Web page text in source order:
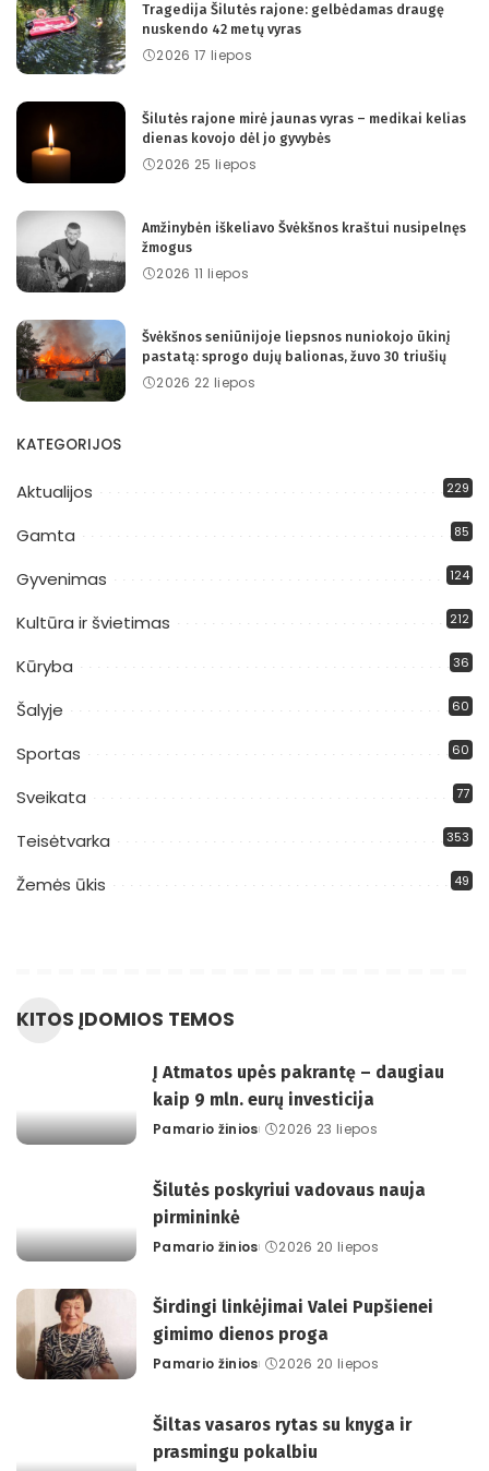
Tragedija Šilutės rajone: gelbėdamas draugę
nuskendo 42 metų vyras
2026 17 liepos
Šilutės rajone mirė jaunas vyras – medikai kelias
dienas kovojo dėl jo gyvybės
2026 25 liepos
Amžinybėn iškeliavo Švėkšnos kraštui nusipelnęs
žmogus
2026 11 liepos
Švėkšnos seniūnijoje liepsnos nuniokojo ūkinį
pastatą: sprogo dujų balionas, žuvo 30 triušių
2026 22 liepos
KATEGORIJOS
Aktualijos 229
Gamta 85
Gyvenimas 124
Kultūra ir švietimas 212
Kūryba 36
Šalyje 60
Sportas 60
Sveikata 77
Teisėtvarka 353
Žemės ūkis 49
KITOS ĮDOMIOS TEMOS
Į Atmatos upės pakrantę – daugiau
kaip 9 mln. eurų investicija
Posted
Pamario žinios 2026 23 liepos
Šilutės poskyriui vadovaus nauja
pirmininkė
Posted
Pamario žinios 2026 20 liepos
Širdingi linkėjimai Valei Pupšienei
gimimo dienos proga
Posted
Pamario žinios 2026 20 liepos
Šiltas vasaros rytas su knyga ir
prasmingu pokalbiu